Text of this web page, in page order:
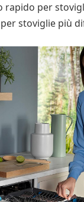
rapido per
stoviglie più